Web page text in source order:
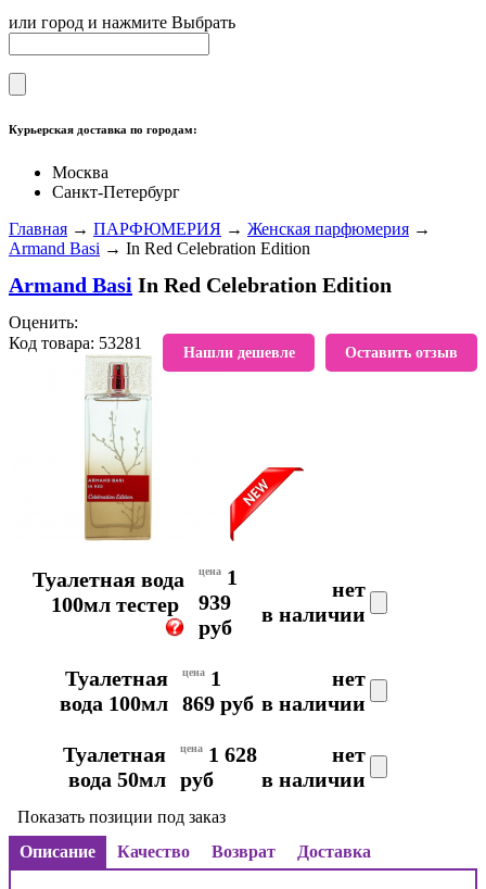
или город и нажмите Выбрать
Курьерская доставка по городам:
Москва
Санкт-Петербург
Главная → ПАРФЮМЕРИЯ → Женская парфюмерия →
Armand Basi → In Red Celebration Edition
Armand Basi In Red Celebration Edition
Оставить отзыв
Нашли дешевле
Оценить:
Код товара: 53281
В избранное
Туалетная вода
100мл тестер
цена 1
939
руб
нет
в наличии
Туалетная
вода 100мл
цена 1
869 руб
нет
в наличии
Туалетная
вода 50мл
цена 1 628
руб
нет
в наличии
Показать позиции под заказ
Описание
Качество Возврат Доставка